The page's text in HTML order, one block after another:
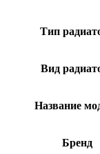
Тип
Вид
Название
Бренд